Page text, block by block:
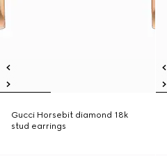
Gucci Horsebit diamond 18k
stud earrings